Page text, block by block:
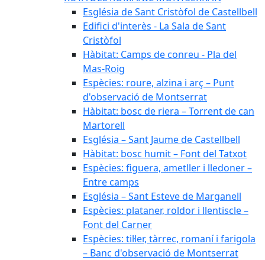
Església de Sant Cristòfol de Castellbell
Edifici d'interès - La Sala de Sant
Cristòfol
Hàbitat: Camps de conreu - Pla del
Mas-Roig
Espècies: roure, alzina i arç – Punt
d'observació de Montserrat
Hàbitat: bosc de riera – Torrent de can
Martorell
Església – Sant Jaume de Castellbell
Hàbitat: bosc humit – Font del Tatxot
Espècies: figuera, ametller i lledoner –
Entre camps
Església – Sant Esteve de Marganell
Espècies: plataner, roldor i llentiscle –
Font del Carner
Espècies: til·ler, tàrrec, romaní i farigola
– Banc d'observació de Montserrat